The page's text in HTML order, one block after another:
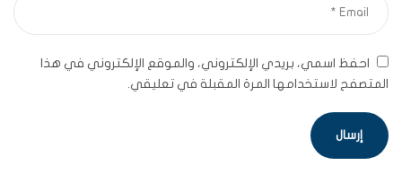
احفظ اسمي، بريدي الإلكتروني، والموقع الإلكتروني في هذا
المتصفح لاستخدامها المرة المقبلة في تعليقي.